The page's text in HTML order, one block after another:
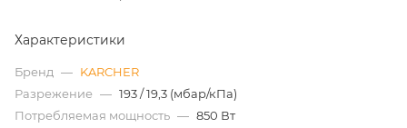
Характеристики
Бренд — KARCHER
Разрежение — 193 / 19,3 (мбар/кПа)
Потребляемая мощность — 850 Вт